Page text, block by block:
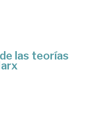
las teorías